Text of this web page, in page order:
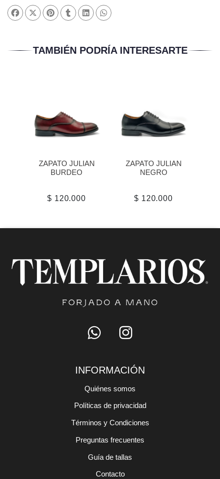
TAMBIÉN PODRÍA INTERESARTE
ZAPATO JULIAN
BURDEO
$ 120.000
ZAPATO JULIAN
NEGRO
$ 120.000
INFORMACIÓN
Quiénes somos
Políticas de privacidad
Términos y Condiciones
Preguntas frecuentes
Guía de tallas
Contacto